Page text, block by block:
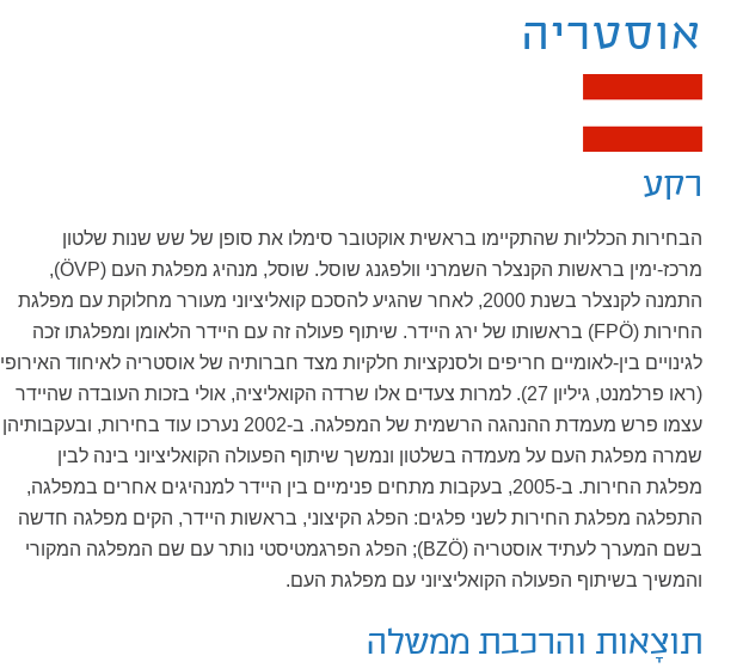
אוסטריה
רקע
הבחירות הכלליות שהתקיימו בראשית אוקטובר סימלו את סופן של שש שנות שלטון
מרכז-ימין בראשות הקנצלר השמרני וולפגנג שוסל. שוסל, מנהיג מפלגת העם (ÖVP),
התמנה לקנצלר בשנת 2000, לאחר שהגיע להסכם קואליציוני מעורר מחלוקת עם מפלגת
החירות (FPÖ) בראשותו של ירג היידר. שיתוף פעולה זה עם היידר הלאומן ומפלגתו זכה
לגינויים בין-לאומיים חריפים ולסנקציות חלקיות מצד חברותיה של אוסטריה לאיחוד האירופי
(ראו פרלמנט, גיליון 27). למרות צעדים אלו שרדה הקואליציה, אולי בזכות העובדה שהיידר
עצמו פרש מעמדת ההנהגה הרשמית של המפלגה. ב-2002 נערכו עוד בחירות, ובעקבותיהן
שמרה מפלגת העם על מעמדה בשלטון ונמשך שיתוף הפעולה הקואליציוני בינה לבין
מפלגת החירות. ב-2005, בעקבות מתחים פנימיים בין היידר למנהיגים אחרים במפלגה,
התפלגה מפלגת החירות לשני פלגים: הפלג הקיצוני, בראשות היידר, הקים מפלגה חדשה
בשם המערך לעתיד אוסטריה (BZÖ); הפלג הפרגמטיסטי נותר עם שם המפלגה המקורי
והמשיך בשיתוף הפעולה הקואליציוני עם מפלגת העם.
תוצָאות והרכבת ממשלה